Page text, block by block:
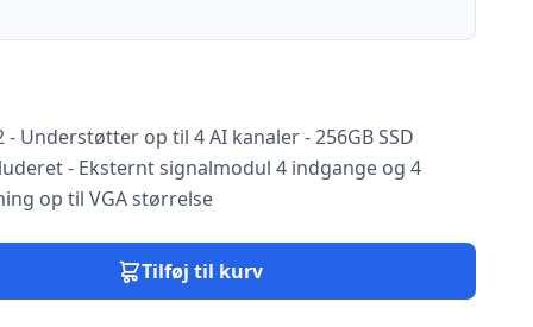
- Understøtter op til 4 AI kanaler - 256GB SSD
- Eksternt signalmodul 4 indgange og 4
op til VGA størrelse
Tilføj til kurv